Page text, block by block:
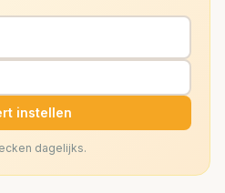
instellen
dagelijks.